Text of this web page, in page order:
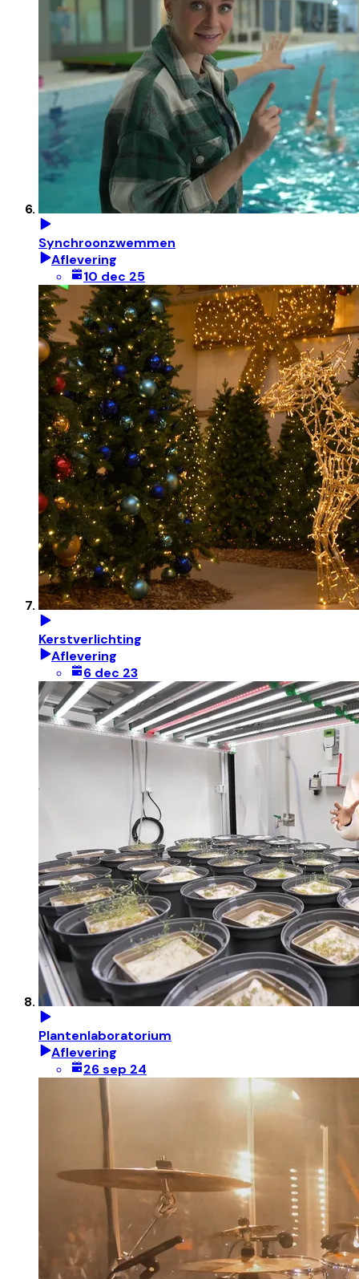
Synchroonzwemmen
Aflevering
10 dec 25
Kerstverlichting
Aflevering
6 dec 23
Plantenlaboratorium
Aflevering
26 sep 24